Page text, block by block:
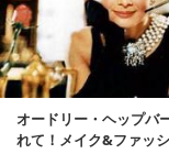
オードリー・ヘップバ
れて！メイク&ファッ